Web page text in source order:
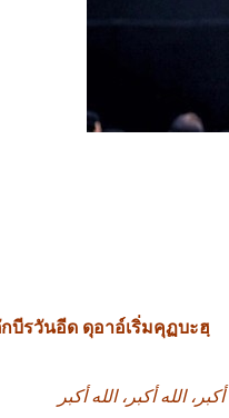
บีรวันอีด ดุอาอ์เริ่มคุฏบะฮฺ
أكبر، الله أكبر، الله أكبر